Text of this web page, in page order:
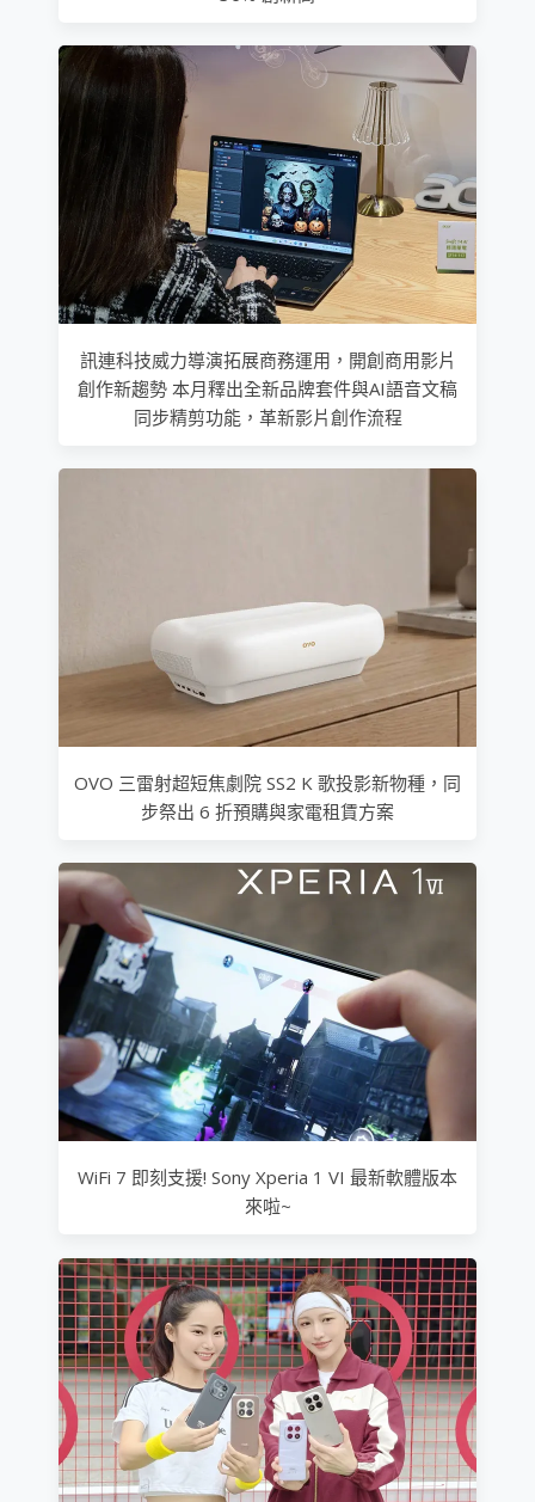
訊連科技威力導演拓展商務運用，開創商用影片
創作新趨勢 本月釋出全新品牌套件與AI語音文稿
同步精剪功能，革新影片創作流程
OVO 三雷射超短焦劇院 SS2 K 歌投影新物種，同
步祭出 6 折預購與家電租賃方案
WiFi 7 即刻支援! Sony Xperia 1 VI 最新軟體版本
來啦~